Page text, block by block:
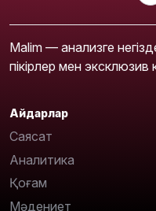
Malim — анализге
пікірлер мен эксклюзив
Айдарлар
Саясат
Аналитика
Қоғам
Мәдениет